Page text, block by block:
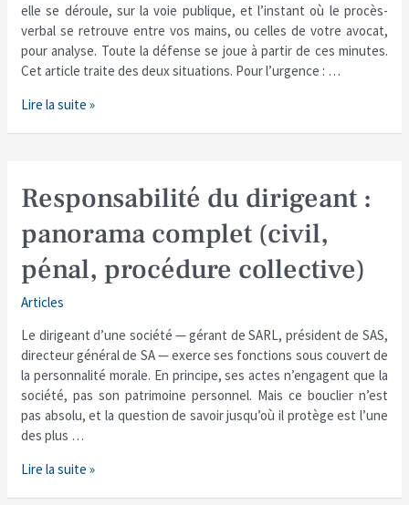
elle se déroule, sur la voie publique, et l’instant où le procès-
verbal se retrouve entre vos mains, ou celles de votre avocat,
pour analyse. Toute la défense se joue à partir de ces minutes.
Cet article traite des deux situations. Pour l’urgence : …
véhicule
?
Lire la suite »
Responsabilité du dirigeant :
panorama complet (civil,
pénal, procédure collective)
Articles
Le dirigeant d’une société — gérant de SARL, président de SAS,
directeur général de SA — exerce ses fonctions sous couvert de
la personnalité morale. En principe, ses actes n’engagent que la
société, pas son patrimoine personnel. Mais ce bouclier n’est
pas absolu, et la question de savoir jusqu’où il protège est l’une
des plus …
Responsabilité
du
dirigeant
:
panorama
complet
(civil,
pénal,
procédure
collective)
Lire la suite »